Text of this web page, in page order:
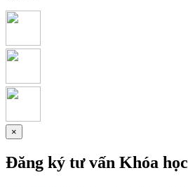
×
Đăng ký tư vấn Khóa học